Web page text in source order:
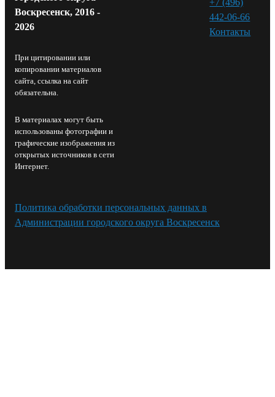
Воскресенск, 2016 -
2026
При цитировании или
копировании материалов
сайта, ссылка на сайт
обязательна.
В материалах могут быть
использованы фотографии и
графические изображения из
открытых источников в сети
Интернет.
442-06-66
Контакты⁠
Политика обработки персональных данных в
Администрации городского округа Воскресенск